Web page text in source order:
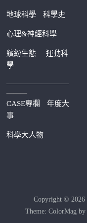
地球科學 科學史
心理&神經科學
繽紛生態運動科
學
—————————
———
CASE專欄
年度大
事
科學大人物
Copyright © 2026
Theme: ColorMag by